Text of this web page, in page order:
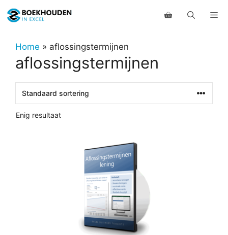
naar
inhoudHome » aflossingstermijnen
aflossingstermijnen
Enig resultaat